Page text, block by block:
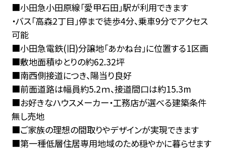
■小田急小田原線「愛甲石田」駅が利用できます
・バス「高森2丁目」停まで徒歩4分、乗車9分でアクセス
可能
■小田急電鉄(旧)分譲地「あかね台」に位置する1区画
■敷地面積ゆとりの約62.32坪
■南西側接道につき、陽当り良好
■前面道路は幅員約5.2ｍ、接道間口は約15.3m
■お好きなハウスメーカー・工務店が選べる建築条件
無し売地
■ご家族の理想の間取りやデザインが実現できます
■第一種低層住居専用地域のため穏やかに暮らせます